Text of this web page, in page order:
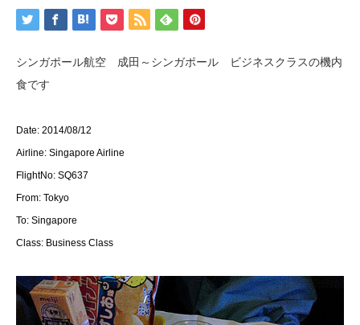
シンガポール航空 成田～シンガポール ビジネスクラスの機内
食です
Date: 2014/08/12
Airline: Singapore Airline
FlightNo: SQ637
From: Tokyo
To: Singapore
Class: Business Class